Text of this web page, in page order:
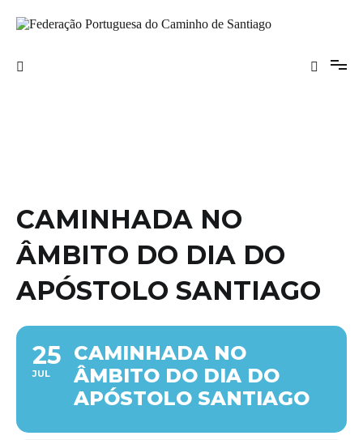
para
Santiago
CAMINHADA NO
ÂMBITO DO DIA DO
APÓSTOLO SANTIAGO
25
JUL
CAMINHADA NO
ÂMBITO DO DIA DO
APÓSTOLO SANTIAGO